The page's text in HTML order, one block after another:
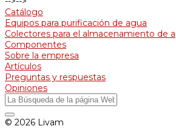
Catálogo
Equipos para purificación de agua
Colectores para el almacenamiento de
Componentes
Sobre la empresa
Artículos
Preguntas y respuestas
Opiniones
© 2026 Livam